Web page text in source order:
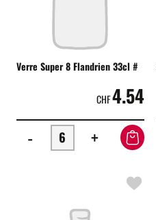
Verre Super 8 Flandrien 33cl #
CHF4.54
-
+